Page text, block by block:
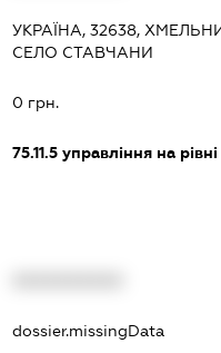
УКРАЇНА, 32638,
СЕЛО СТАВЧАНИ
0 грн.
75.11.5управління на
dossier.missingData